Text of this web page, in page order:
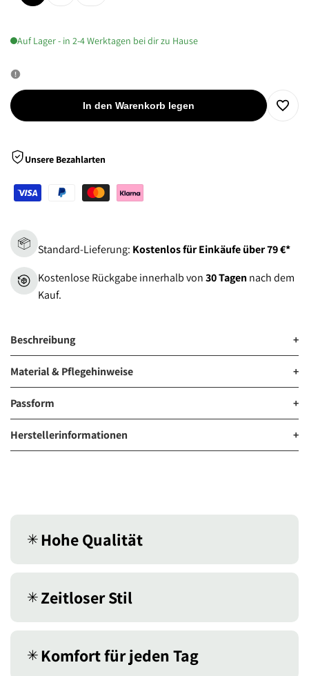
Auf Lager - in 2-4 Werktagen bei dir zu Hause
In den Warenkorb legen
Zur
Unsere Bezahlarten
Standard-Lieferung: Kostenlos für Einkäufe über 79 €*
Kostenlose Rückgabe innerhalb von30 Tagennach dem
Kauf.
Beschreibung +
Material & Pflegehinweise +
Passform +
Herstellerinformationen +
✳︎Hohe Qualität
✳︎Zeitloser Stil
✳︎Komfort für jeden Tag